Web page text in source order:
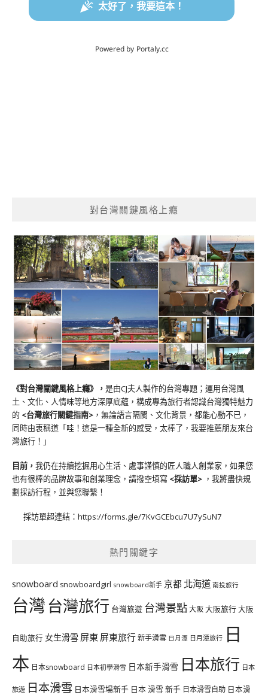
對台灣關鍵風格上癮
《對台灣關鍵風格上癮》 ， 是由CJ夫人製作的台灣專題；運用台灣風
土、文化、人情味等地方深厚底蘊，構成專為旅行者認識台灣獨特魅力
的 <台灣旅行關鍵指南> ，無論語言隔閡、文化背景，都能心動不已，
同時由衷稱道「哇！這是一種全新的感受，太棒了，我要推薦朋友來台
灣旅行！」
目前， 我仍在持續挖掘用心生活、處事謹慎的匠人職人創業家，如果您
也有很棒的品牌故事和創業理念，請撥空填寫 <採訪單> ，我將盡快規
劃採訪行程，並與您聯繫！
採訪單超連結： https://forms.gle/7KvGCEbcu7U7ySuN7
熱門關鍵字
snowboard snowboardgirl snowboard新手 京都 北海道 南投旅行
台灣台灣旅行 台灣旅遊 台灣景點大阪大阪旅行大阪
自助旅行 女生滑雪 屏東 屏東旅行新手滑雪 日月潭 日月潭旅行 日
本 日本snowboard 日本初學滑雪 日本新手滑雪 日本旅行 日本
旅遊 日本滑雪 日本滑雪場新手 日本 滑雪 新手 日本滑雪自助 日本滑